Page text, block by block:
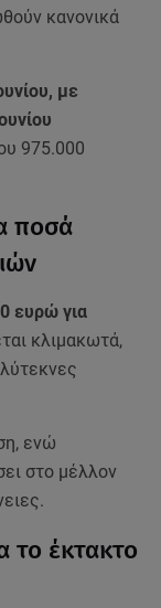
κανονικά
με
975.000
ποσά
ευρώ για
κλιμακωτά,
ενώ
στο μέλλον
το έκτακτο